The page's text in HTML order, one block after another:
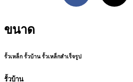
ขนาด
รั้วเหล็ก รั้วบ้าน รั้วเหล็กสำเร็จรูป
รั้วบ้าน